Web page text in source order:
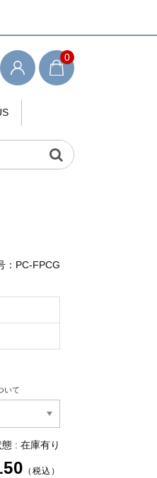
0
：PC-FPCG
いて
: 在庫有り
（税込）